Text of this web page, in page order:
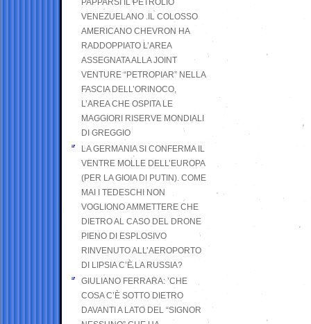
PAPPARSI IL PETROLIO
VENEZUELANO .IL COLOSSO
AMERICANO CHEVRON HA
RADDOPPIATO L’AREA
ASSEGNATA ALLA JOINT
VENTURE “PETROPIAR” NELLA
FASCIA DELL’ORINOCO,
L’AREA CHE OSPITA LE
MAGGIORI RISERVE MONDIALI
DI GREGGIO
LA GERMANIA SI CONFERMA IL
VENTRE MOLLE DELL’EUROPA
(PER LA GIOIA DI PUTIN). COME
MAI I TEDESCHI NON
VOGLIONO AMMETTERE CHE
DIETRO AL CASO DEL DRONE
PIENO DI ESPLOSIVO
RINVENUTO ALL’AEROPORTO
DI LIPSIA C’È LA RUSSIA?
GIULIANO FERRARA: ’CHE
COSA C’È SOTTO DIETRO
DAVANTI A LATO DEL “SIGNOR